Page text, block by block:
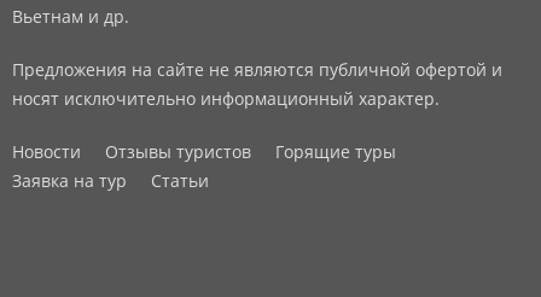
Вьетнам и др.
Предложения на сайте не являются публичной офертой и
носят исключительно информационный характер.
Новости Отзывы туристов
Горящие туры
Заявка на тур
Статьи